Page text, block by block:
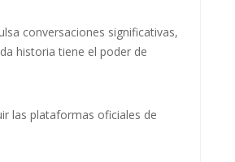
conversaciones significativas,
historia tiene el poder de
las plataformas oficiales de